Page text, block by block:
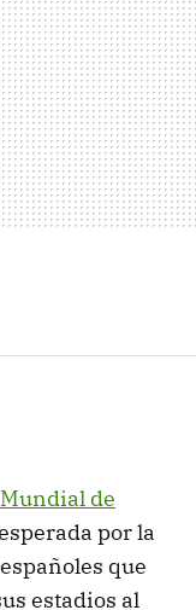
de
por la
que
estadios al